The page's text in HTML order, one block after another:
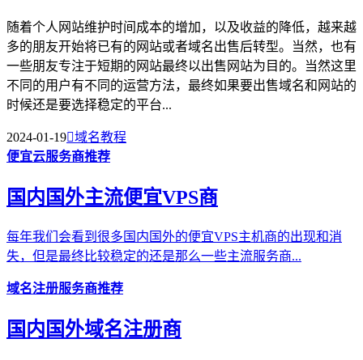
随着个人网站维护时间成本的增加，以及收益的降低，越来越
多的朋友开始将已有的网站或者域名出售后转型。当然，也有
一些朋友专注于短期的网站最终以出售网站为目的。当然这里
不同的用户有不同的运营方法，最终如果要出售域名和网站的
时候还是要选择稳定的平台...
2024-01-19域名教程
便宜云服务商推荐
国内国外主流便宜VPS商
每年我们会看到很多国内国外的便宜VPS主机商的出现和消
失，但是最终比较稳定的还是那么一些主流服务商...
域名注册服务商推荐
国内国外域名注册商